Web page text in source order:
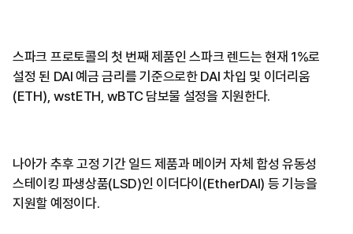
스파크 프로토콜의 첫 번째 제품인 스파크 렌드는 현재 1%로
설정 된 DAI 예금 금리를 기준으로한 DAI 차입 및 이더리움
(ETH), wstETH, wBTC 담보물 설정을 지원한다.
나아가 추후 고정 기간 일드 제품과 메이커 자체 합성 유동성
스테이킹 파생상품(LSD)인 이더다이(EtherDAI) 등 기능을
지원할 예정이다.